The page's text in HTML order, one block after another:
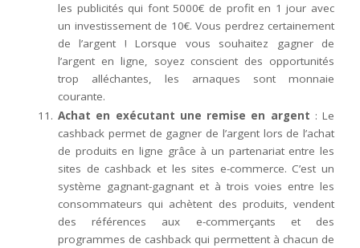
les publicités qui font 5000€ de profit en 1 jour avec
un investissement de 10€. Vous perdrez certainement
de l’argent ! Lorsque vous souhaitez gagner de
l’argent en ligne, soyez conscient des opportunités
trop alléchantes, les arnaques sont monnaie
courante.
Achat en exécutant une remise en argent : Le
cashback permet de gagner de l’argent lors de l’achat
de produits en ligne grâce à un partenariat entre les
sites de cashback et les sites e-commerce. C’est un
système gagnant-gagnant et à trois voies entre les
consommateurs qui achètent des produits, vendent
des références aux e-commerçants et des
programmes de cashback qui permettent à chacun de